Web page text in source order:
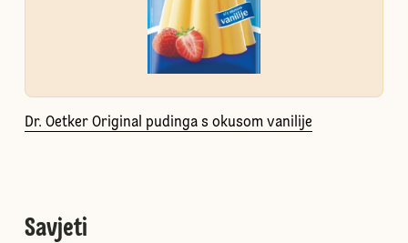
Dr. Oetker Original pudinga s okusom vanilije
Savjeti